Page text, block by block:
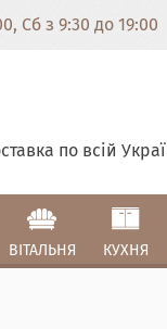
Сб з 9:30 до 19:00
по всій
ВІТАЛЬНЯ КУХНЯ